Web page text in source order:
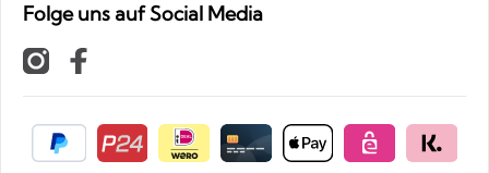
Folge uns auf Social Media